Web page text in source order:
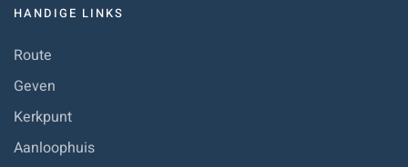
HANDIGE LINKS
Route
Geven
Kerkpunt
Aanloophuis